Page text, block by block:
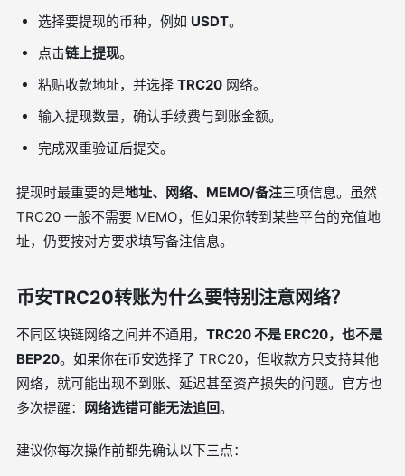
选择要提现的币种，例如 USDT。
点击链上提现。
粘贴收款地址，并选择 TRC20 网络。
输入提现数量，确认手续费与到账金额。
完成双重验证后提交。
提现时最重要的是地址、网络、MEMO/备注三项信息。虽然
TRC20 一般不需要 MEMO，但如果你转到某些平台的充值地
址，仍要按对方要求填写备注信息。
币安TRC20转账为什么要特别注意网络？
不同区块链网络之间并不通用， TRC20 不是 ERC20，也不是
BEP20。如果你在币安选择了 TRC20，但收款方只支持其他
网络，就可能出现不到账、延迟甚至资产损失的问题。官方也
多次提醒： 网络选错可能无法追回。
建议你每次操作前都先确认以下三点：